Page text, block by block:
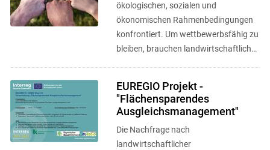
ökologischen, sozialen und
ökonomischen Rahmenbedingungen
konfrontiert. Um wettbewerbsfähig zu
bleiben, brauchen landwirtschaftliche
EUREGIO Projekt -
"Flächensparendes
Ausgleichsmanagement"
Die Nachfrage nach
landwirtschaftlicher